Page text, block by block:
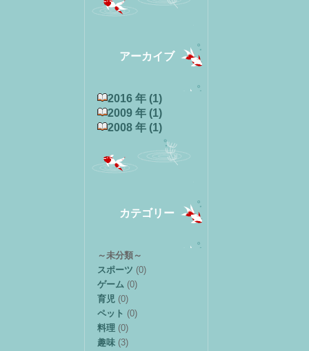
アーカイブ
2016 年 (1)
2009 年 (1)
2008 年 (1)
カテゴリー
～未分類～
スポーツ (0)
ゲーム (0)
育児 (0)
ペット (0)
料理 (0)
趣味 (3)